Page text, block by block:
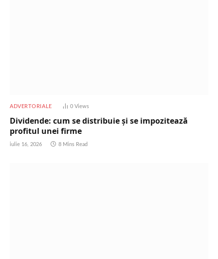
ADVERTORIALE 0 Views
Dividende: cum se distribuie și se impozitează
profitul unei firme
iulie 16, 2026 8 Mins Read